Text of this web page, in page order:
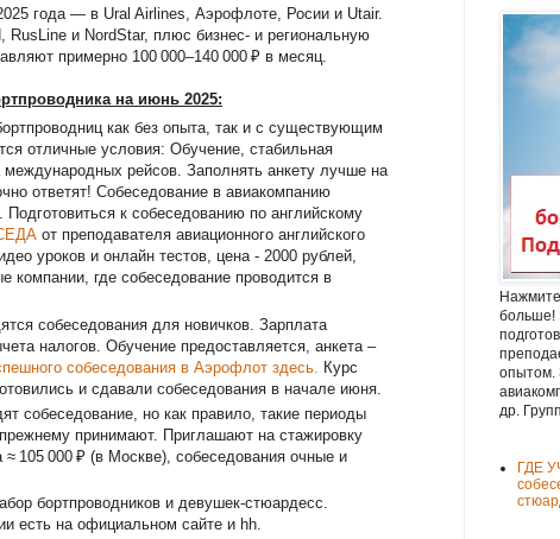
года — в Ural Airlines, Аэрофлоте, Росии и Utair.
RusLine и NordStar, плюс бизнес- и региональную
примерно 100 000–140 000 ₽ в месяц.
на июнь 2025:
как без опыта, так и с существующим
отличные условия: Обучение, стабильная
международных рейсов. Заполнять анкету лучше на
ответят! Собеседование в авиакомпанию
к собеседованию по английскому
от преподавателя авиационного английского
уроков и онлайн тестов, цена - 2000 рублей,
компании, где собеседование проводится в
собеседования для новичков. Зарплата
налогов. Обучение предоставляется, анкета –
собеседования в Аэрофлот здесь.
Курс
и сдавали собеседования в начале июня.
собеседование, но как правило, такие периоды
принимают. Приглашают на стажировку
105 000 ₽ (в Москве), собеседования очные и
бортпроводников и девушек-стюардесс.
есть на официальном сайте и hh.
больше!
опытом.
др.
ГДЕ